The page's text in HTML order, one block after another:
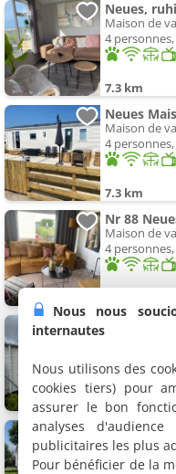
Maison de
4
7.3 km
Maison de
4
7.3 km
Maison de
4
7.4 km
Charme
11 chalets,
2 à 4
Nous nous
internautes
Nous utilisons des
cookies tiers) pour
assurer le bon
analyses
publicitaires les plus
Pour bénéficier de la